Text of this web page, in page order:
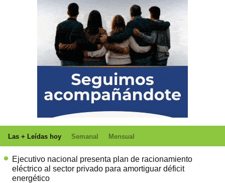
Las + Leídas hoy Semanal Mensual
Ejecutivo nacional presenta plan de racionamiento
eléctrico al sector privado para amortiguar déficit
energético